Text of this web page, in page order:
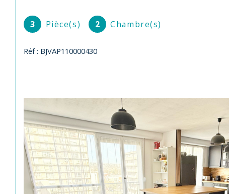
3 Pièce(s) 2 Chambre(s)
Réf : BJVAP110000430